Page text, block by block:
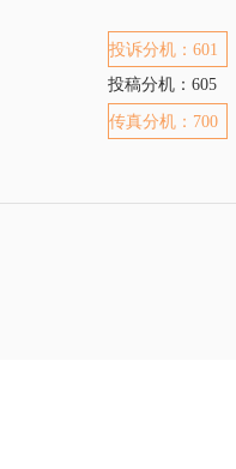
投诉分机：601
投稿分机：605
传真分机：700